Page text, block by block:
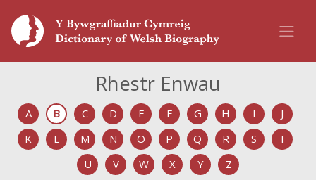
Rhestr Enwau
A B C D E F G H I
J
K
L M N O P Q R S
T
U
V W X Y Z